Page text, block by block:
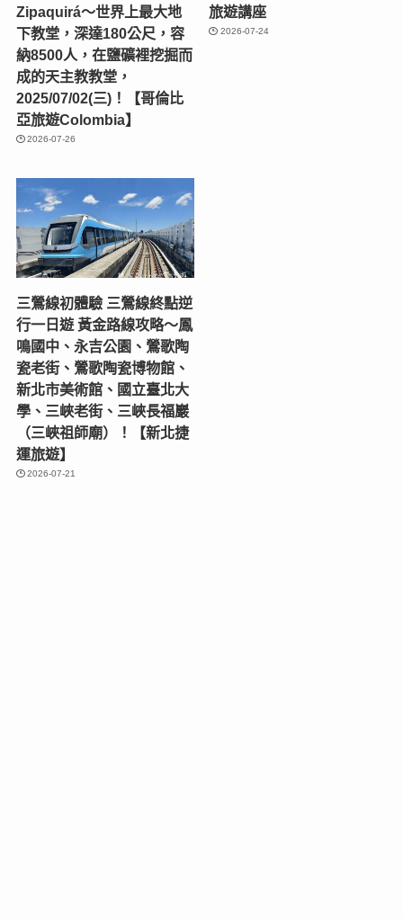
Zipaquirá～世界上最大地
下教堂，深達180公尺，容
納8500人，在鹽礦裡挖掘而
成的天主教教堂，
2025/07/02(三)！【哥倫比
亞旅遊Colombia】
2026-07-26
旅遊講座
2026-07-24
三鶯線初體驗 三鶯線終點逆
行一日遊 黃金路線攻略～鳳
鳴國中、永吉公園、鶯歌陶
瓷老街、鶯歌陶瓷博物館、
新北市美術館、國立臺北大
學、三峽老街、三峽長福巖
（三峽祖師廟）！【新北捷
運旅遊】
2026-07-21